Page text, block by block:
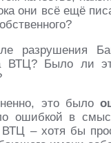
они всё ещё
разрушения
ВТЦ? Было ли
это было
ошибкой в
ВТЦ – хотя бы